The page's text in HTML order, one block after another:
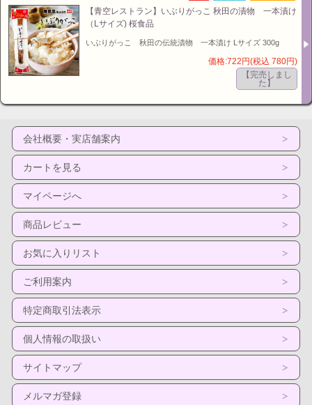
【青空レストラン】いぶりがっこ 秋田の漬物 一本漬け
（Lサイズ) 桜食品
いぶりがっこ 秋田の伝統漬物 一本漬け Lサイズ 300g
価格:722円(税込 780円)
【完売しまし
た】
会社概要・実店舗案内
カートを見る
マイページへ
商品レビュー
お気に入りリスト
ご利用案内
特定商取引法表示
個人情報の取扱い
サイトマップ
メルマガ登録